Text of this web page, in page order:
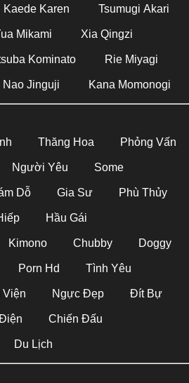
Kaede Karen Tsumugi Akari
Mikami Xia Qingzi
Kominato Rie Miyagi
Nao Jinguji Kana Momonogi
Thăng Hoa Phỏng Vấn
Người Yêu Some
Dỗ Gia Sư Phù Thủy
Hầu Gái
Kimono Chubby Doggy
Porn Hd Tình Yêu
Viện Ngực Đẹp Đít Bự
Chiến Đấu
Du Lịch